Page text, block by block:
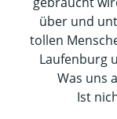
über und
tollen
Laufenburg
Was uns
Ist